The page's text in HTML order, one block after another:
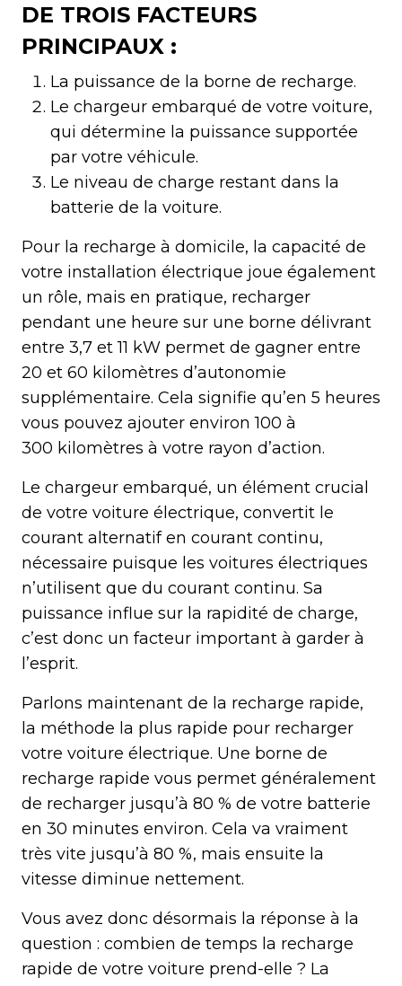
DE TROIS FACTEURS
PRINCIPAUX :
La puissance de la borne de recharge.
Le chargeur embarqué de votre voiture,
qui détermine la puissance supportée
par votre véhicule.
Le niveau de charge restant dans la
batterie de la voiture.
Pour la recharge à domicile, la capacité de
votre installation électrique joue également
un rôle, mais en pratique, recharger
pendant une heure sur une borne délivrant
entre 3,7 et 11 kW permet de gagner entre
20 et 60 kilomètres d’autonomie
supplémentaire. Cela signifie qu’en 5 heures
vous pouvez ajouter environ 100 à
300 kilomètres à votre rayon d’action.
Le chargeur embarqué, un élément crucial
de votre voiture électrique, convertit le
courant alternatif en courant continu,
nécessaire puisque les voitures électriques
n’utilisent que du courant continu. Sa
puissance influe sur la rapidité de charge,
c’est donc un facteur important à garder à
l’esprit.
Parlons maintenant de la recharge rapide,
la méthode la plus rapide pour recharger
votre voiture électrique. Une borne de
recharge rapide vous permet généralement
de recharger jusqu’à 80 % de votre batterie
en 30 minutes environ. Cela va vraiment
très vite jusqu’à 80 %, mais ensuite la
vitesse diminue nettement.
Vous avez donc désormais la réponse à la
question : combien de temps la recharge
rapide de votre voiture prend-elle ? La